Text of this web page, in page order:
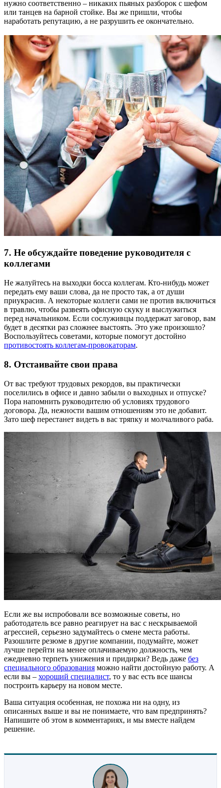
нужно соответственно – никаких пьяных разборок с шефом
или танцев на барной стойке. Вы же пришли, чтобы
наработать репутацию, а не разрушить ее окончательно.
7. Не обсуждайте поведение руководителя с
коллегами
Не жалуйтесь на выходки босса коллегам. Кто-нибудь может
передать ему ваши слова, да не просто так, а от души
приукрасив. А некоторые коллеги сами не против включиться
в травлю, чтобы развеять офисную скуку и выслужиться
перед начальником. Если сослуживцы поддержат заговор, вам
будет в десятки раз сложнее выстоять. Это уже произошло?
Воспользуйтесь советами, которые помогут достойно
противостоять коллегам-провокаторам.
8. Отстаивайте свои права
От вас требуют трудовых рекордов, вы практически
поселились в офисе и давно забыли о выходных и отпуске?
Пора напомнить руководителю об условиях трудового
договора. Да, нежности вашим отношениям это не добавит.
Зато шеф перестанет видеть в вас тряпку и молчаливого раба.
Если же вы испробовали все возможные советы, но
работодатель все равно реагирует на вас с нескрываемой
агрессией, серьезно задумайтесь о смене места работы.
Разошлите резюме в другие компании, подумайте, может
лучше перейти на менее оплачиваемую должность, чем
ежедневно терпеть унижения и придирки? Ведь даже без
специального образования можно найти достойную работу. А
если вы – хороший специалист, то у вас есть все шансы
построить карьеру на новом месте.
Ваша ситуация особенная, не похожа ни на одну, из
описанных выше и вы не понимаете, что вам предпринять?
Напишите об этом в комментариях, и мы вместе найдем
решение.